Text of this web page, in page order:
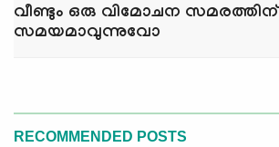
വീണ്ടും ഒരു വിമോചന സമരത്തിന്
സമയമാവുന്നുവോ
RECOMMENDED POSTS